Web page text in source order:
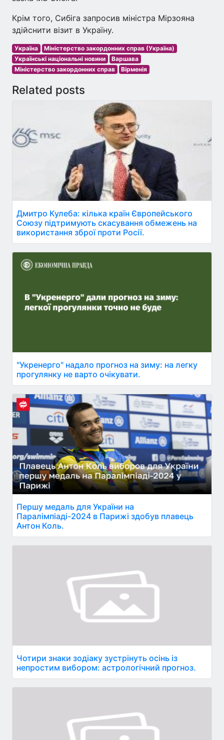
Крім того, Сибіга запросив міністра Мірзояна
здійснити візит в Україну.
Україна
Міністерство закордонних справ (Україна)
Українські національні новини
Варшава
Міністерство закордонних справ
Вірменія
Related posts
Дмитро Кулеба: кілька країн Європейського
Союзу підтримують скасування обмежень на
використання зброї проти Росії.
"Укренерго" надало прогноз на зиму: на легку
прогулянку не варто очікувати.
Першу медаль для України на
Паралімпіаді-2024 в Парижі здобув плавець
Антон Коль.
Чотири знаки зодіаку зустрінуть осінь із
непростим вибором: астрологічний прогноз.